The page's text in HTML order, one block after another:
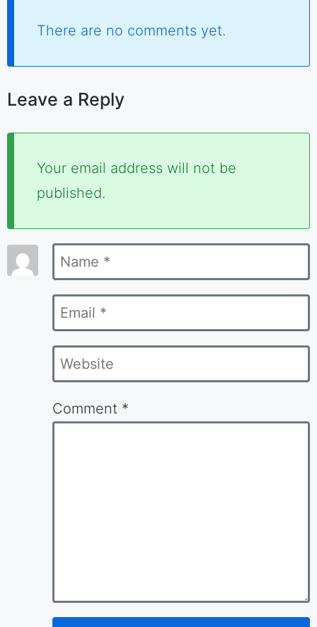
There are no comments yet.
Leave a Reply
Your email address will not be
published.
Required
marked
Name
*
Email
*
Website
Comment *